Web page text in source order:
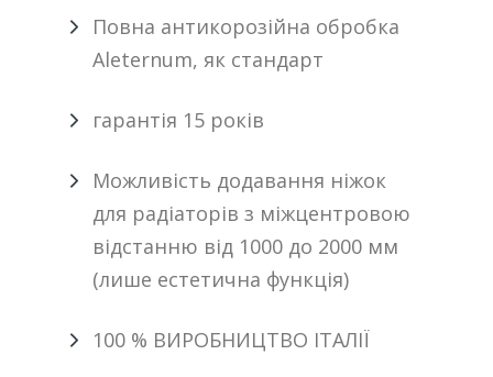
Повна антикорозійна обробка
Aleternum, як стандарт
гарантія 15 років
Можливість додавання ніжок
для радіаторів з міжцентровою
відстанню від 1000 до 2000 мм
(лише естетична функція)
100 % ВИРОБНИЦТВО ІТАЛІЇ